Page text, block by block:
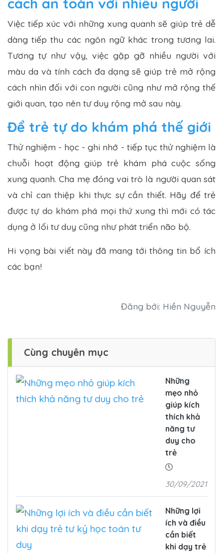
cách an toàn với nhiều người
Việc tiếp xúc với những xung quanh sẽ giúp trẻ dễ
dàng tiếp thu các ngôn ngữ khác trong tương lai.
Tương tự như vậy, việc gặp gỡ nhiều người với
màu da và tính cách đa dạng sẽ giúp trẻ mở rộng
cách nhìn đối với con người cũng như mở rộng thế
giới quan, tạo nên tư duy rộng mở sau này.
Để trẻ tự do khám phá thế giới
Thử nghiệm - học - ghi nhớ - tiếp tục thử nghiệm là
chuỗi hoạt động giúp trẻ khám phá cuộc sống
xung quanh. Cha mẹ đóng vai trò là người quan sát
và chỉ can thiệp khi thực sự cần thiết. Hãy để trẻ
được tự do khám phá mọi thứ xung thì mới có tác
dụng ở lối tư duy cũng như phát triển não bộ.
Hi vọng bài viết này đã mang tới thông tin bổ ích
các bạn!
Đăng bới: Hiền Nguyễn
Cùng chuyên mục
Những
mẹo nhỏ
giúp kích
thích khả
năng tư
duy cho
trẻ
30/09/2021
Những lợi
ích và điều
cần biết
khi dạy trẻ